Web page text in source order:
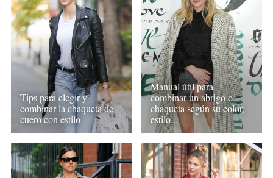
Tips para elegir y
combinar la chaqueta de
cuero con estilo
Manual útil para
combinar un abrigo o
chaqueta según su color,
estilo...